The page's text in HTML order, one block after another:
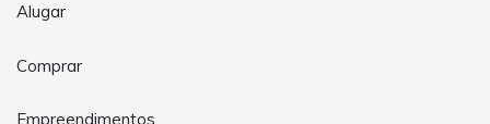
Alugar
Comprar
Empreendimentos